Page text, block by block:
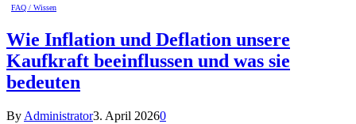
FAQ / Wissen
Wie Inflation und Deflation unsere
Kaufkraft beeinflussen und was sie
bedeuten
By Administrator3. April 20260